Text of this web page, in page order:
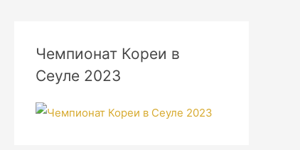
Чемпионат Кореи в
Сеуле 2023